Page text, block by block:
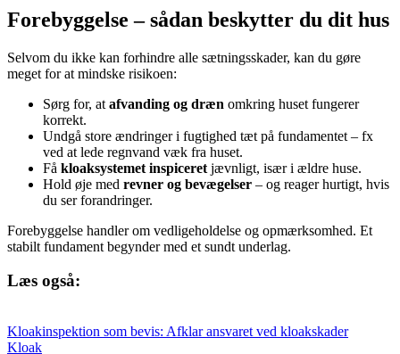
Forebyggelse – sådan beskytter du dit hus
Selvom du ikke kan forhindre alle sætningsskader, kan du gøre
meget for at mindske risikoen:
Sørg for, at afvanding og dræn omkring huset fungerer
korrekt.
Undgå store ændringer i fugtighed tæt på fundamentet – fx
ved at lede regnvand væk fra huset.
Få kloaksystemet inspiceret jævnligt, især i ældre huse.
Hold øje med revner og bevægelser – og reager hurtigt, hvis
du ser forandringer.
Forebyggelse handler om vedligeholdelse og opmærksomhed. Et
stabilt fundament begynder med et sundt underlag.
Læs også:
Kloakinspektion som bevis: Afklar ansvaret ved kloakskader
Kloak